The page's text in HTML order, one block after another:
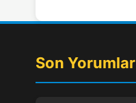
Son Yorumlar